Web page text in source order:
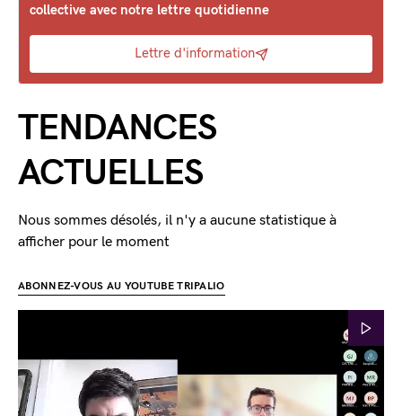
collective avec notre lettre quotidienne
Lettre d'information
TENDANCES
ACTUELLES
Nous sommes désolés, il n'y a aucune statistique à
afficher pour le moment
ABONNEZ-VOUS AU YOUTUBE TRIPALIO